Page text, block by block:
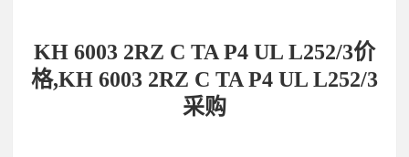
KH 6003 2RZ C TA P4 UL L252/3价
格,KH 6003 2RZ C TA P4 UL L252/3
采购